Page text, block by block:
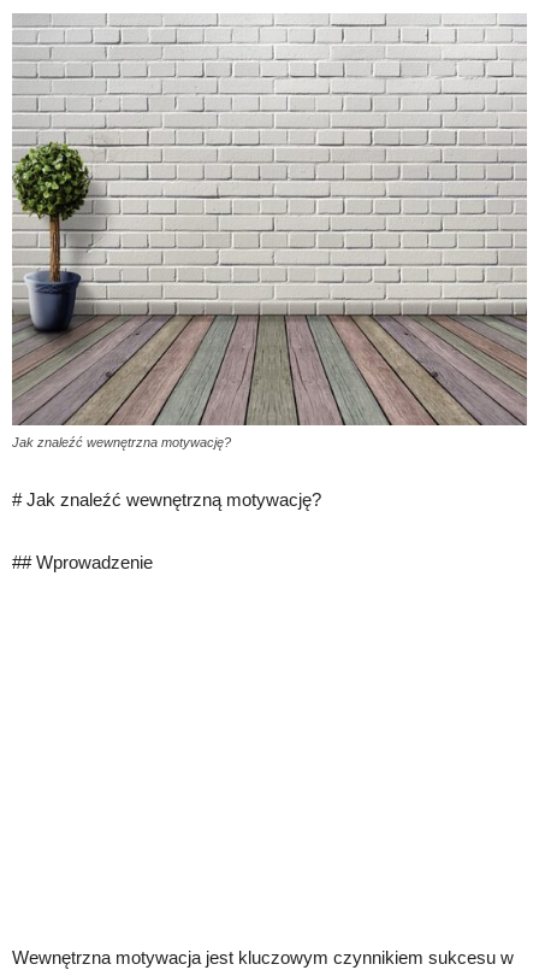
Jak znaleźć wewnętrzna motywację?
# Jak znaleźć wewnętrzną motywację?
## Wprowadzenie
Wewnętrzna motywacja jest kluczowym czynnikiem sukcesu w